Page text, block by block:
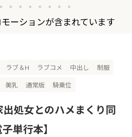
ーションが含まれています
ラブ＆H ラブコメ 中出し
制服
美乳 通常版 騎乗位
処女とのハメまくり同
単行本】